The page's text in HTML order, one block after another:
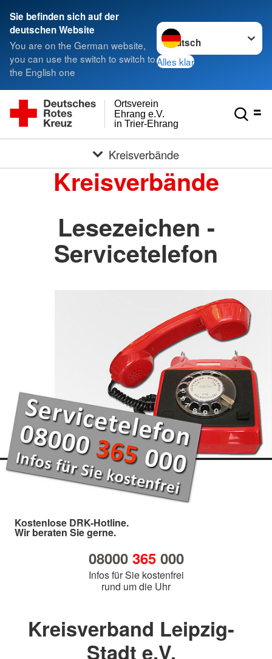
Sie befinden sich auf der
deutschen Website
You are on the German website,
you can use the switch to switch to
the English one
Sprache wechseln zu
Alles klar
in Trier-Ehrang
Ehrang e.V.
Ortsverein
Kreisverbände
Kreisverbände
Lesezeichen -
Servicetelefon
Kostenlose DRK-Hotline.
Wir beraten Sie gerne.
08000 365000
Infos für Sie kostenfrei
rund um die Uhr
Kreisverband Leipzig-
Stadt e.V.